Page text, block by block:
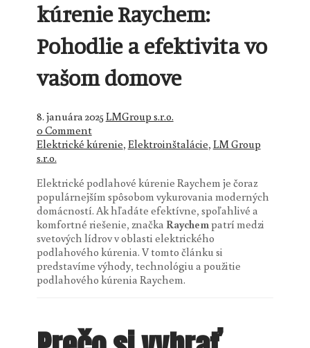
kúrenie Raychem:
Pohodlie a efektivita vo
vašom domove
8. januára 2025 LMGroup s.r.o.
0 Comment
Elektrické kúrenie, Elektroinštalácie, LM Group
s.r.o.
Elektrické podlahové kúrenie Raychem je čoraz
populárnejším spôsobom vykurovania moderných
domácností. Ak hľadáte efektívne, spoľahlivé a
komfortné riešenie, značka Raychem patrí medzi
svetových lídrov v oblasti elektrického
podlahového kúrenia. V tomto článku si
predstavíme výhody, technológiu a použitie
podlahového kúrenia Raychem.